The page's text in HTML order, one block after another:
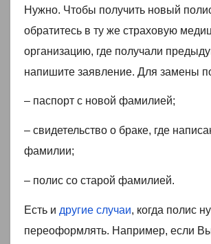
Нужно. Чтобы получить новый
обратитесь в ту же страховую
организацию, где получали
напишите заявление. Для замены
– паспорт с новой фамилией;
– свидетельство о браке, где
фамилии;
– полис со старой фамилией.
Есть и другие случаи, когда полис
переоформлять. Например, если